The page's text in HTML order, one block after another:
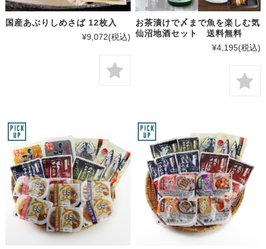
国産あぶりしめさば 12枚入
¥9,072(税込)
お茶漬けで〆まで魚を楽しむ気
仙沼地酒セット 送料無料
¥4,195(税込)